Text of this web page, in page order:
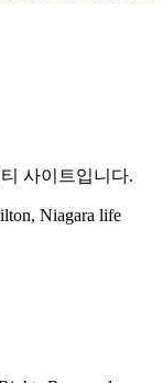
사이트입니다.
Niagara life